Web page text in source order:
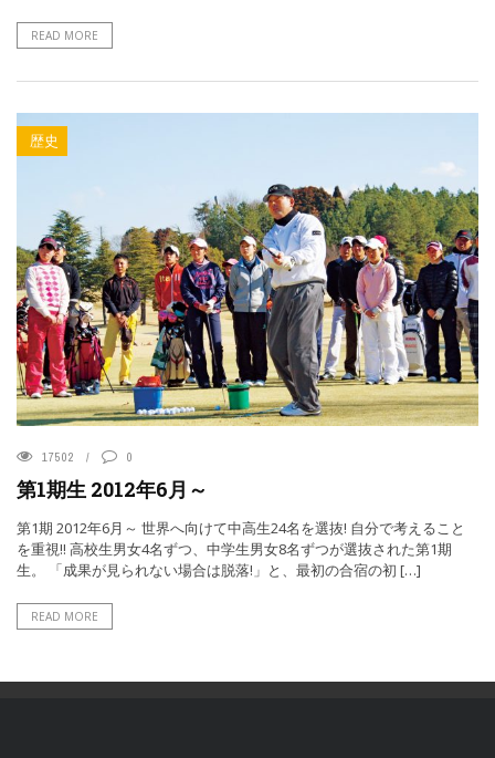
READ MORE
歴史
17502 0
第1期生 2012年6月～
第1期 2012年6月～ 世界へ向けて中高生24名を選抜! 自分で考えること
を重視!! 高校生男女4名ずつ、中学生男女8名ずつが選抜された第1期
生。 「成果が見られない場合は脱落!」と、最初の合宿の初 […]
READ MORE